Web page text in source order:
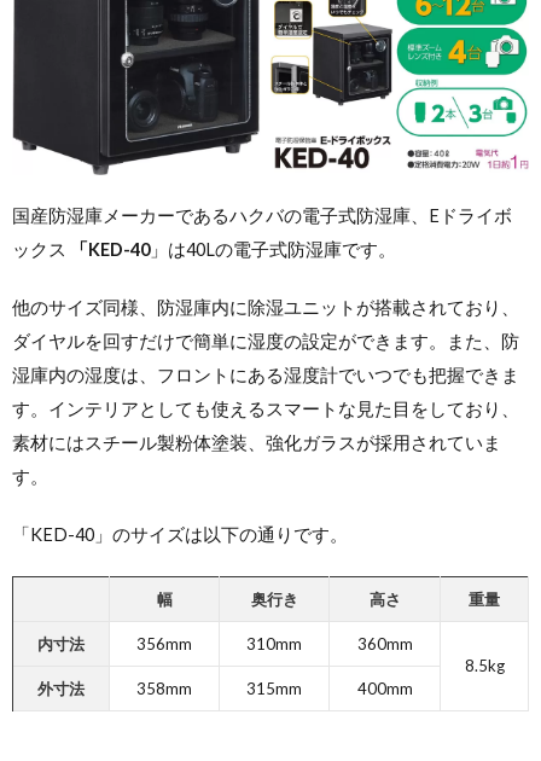
国産防湿庫メーカーであるハクバの電子式防湿庫、 Eドライボ
ックス
「KED-40」は40Lの電子式防湿庫です。
他のサイズ同様、防湿庫内に除湿ユニットが搭載されており、
ダイヤルを回すだけで簡単に湿度の設定ができます。また、防
湿庫内の湿度は、フロントにある湿度計でいつでも把握できま
す。インテリアとしても使えるスマートな見た目をしており、
素材にはスチール製粉体塗装、強化ガラスが採用されていま
す。
「KED-40」のサイズは以下の通りです。
幅 奥行き 高さ 重量
内寸法 356mm 310mm
360mm
8.5kg
外寸法
358mm 315mm 400mm